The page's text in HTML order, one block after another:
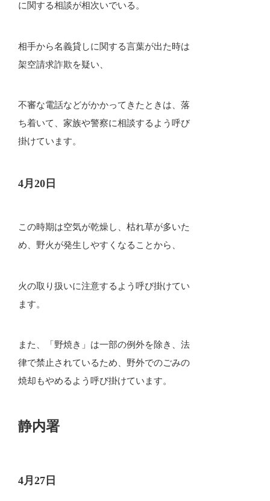
に関する相談が相次いでいる。
相手から名義貸しに関する言葉が出た時は
架空請求詐欺を疑い、
不審な電話などがかかってきたときは、落
ち着いて、家族や警察に相談するよう呼び
掛けています。
4月20日
この時期は空気が乾燥し、枯れ草が多いた
め、野火が発生しやすくなることから、
火の取り扱いに注意するよう呼び掛けてい
ます。
また、「野焼き」は一部の例外を除き、法
律で禁止されているため、野外でのごみの
焼却もやめるよう呼び掛けています。
静内署
4月27日